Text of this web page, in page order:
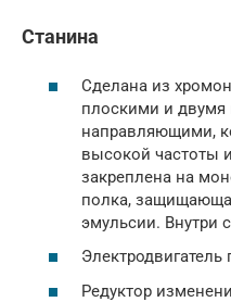
Станина
Сделана из
плоскими и двумя
направляющими,
высокой частоты
закреплена на
полка,
эмульсии. Внутри
Электродвигатель
Редуктор